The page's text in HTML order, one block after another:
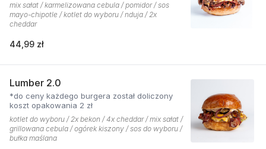
mix sałat / karmelizowana cebula / pomidor / sos
mayo-chipotle / kotlet do wyboru / nduja / 2x
cheddar
44,99 zł
Lumber 2.0
*do ceny każdego burgera został doliczony
koszt opakowania 2 zł
kotlet do wyboru / 2x bekon / 4x cheddar / mix sałat /
grillowana cebula / ogórek kiszony / sos do wyboru /
bułka maślana